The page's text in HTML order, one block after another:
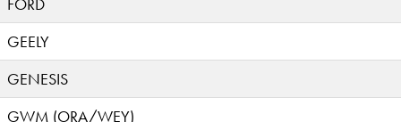
GEELY
GENESIS
GWM (ORA/WEY)